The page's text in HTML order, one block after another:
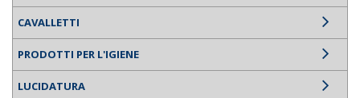
CAVALLETTI
PRODOTTI PER L'IGIENE
LUCIDATURA